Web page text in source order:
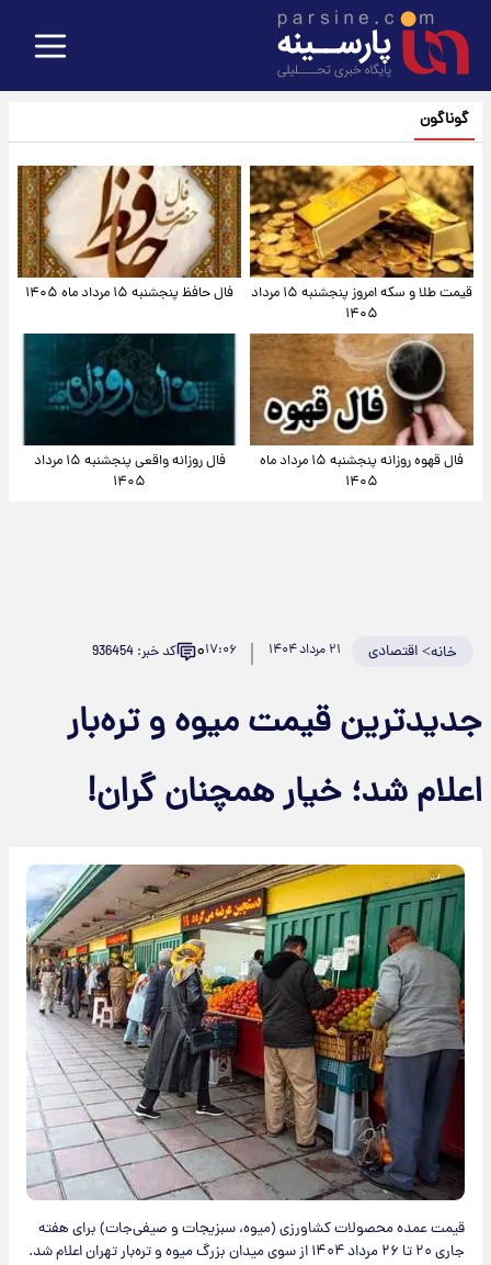
گوناگون
قیمت طلا و سکه امروز پنجشنبه ۱۵ مرداد
۱۴۰۵
فال حافظ پنجشنبه ۱۵ مرداد ماه ۱۴۰۵
فال قهوه روزانه پنجشنبه ۱۵ مرداد ماه
۱۴۰۵
فال روزانه واقعی پنجشنبه ۱۵ مرداد
۱۴۰۵
خانه>اقتصادی ۲۱ مرداد ۱۴۰۴ ۱۷:۰۶۰ کد خبر: 936454
جدیدترین قیمت میوه و تره‌بار
اعلام شد؛ خیار همچنان گران!
قیمت عمده محصولات کشاورزی (میوه، سبزیجات و صیفی‌جات) برای هفته
جاری ۲۰ تا ۲۶ مرداد ۱۴۰۴ از سوی میدان بزرگ میوه و تره‌بار تهران اعلام شد.